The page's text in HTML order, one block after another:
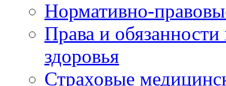
Нормативно-
Права и
здоровья
Страховые